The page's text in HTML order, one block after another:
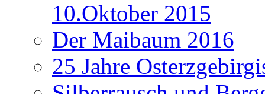
10.Oktober 2015
Der Maibaum 2016
25 Jahre